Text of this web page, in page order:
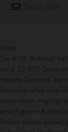
Send link